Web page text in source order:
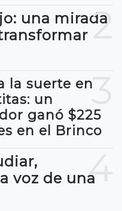
2
una mirada
3
la suerte en
un
ganó $225
en el Brinco
4
voz de una